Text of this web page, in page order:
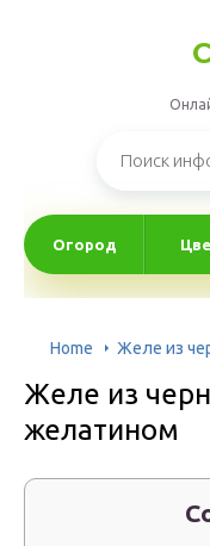
Огород
Home Желе из
Желе из
желатином